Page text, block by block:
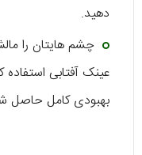
دهید.
چشم هایتان را
عینک آفتابی استفاده
بهبودی کامل حاصل